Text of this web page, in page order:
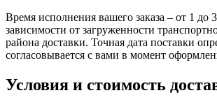
Время исполнения вашего заказа – от 1 до
зависимости от загруженности
района доставки. Точная дата поставки
согласовывается с вами в момент
Условия и стоимость